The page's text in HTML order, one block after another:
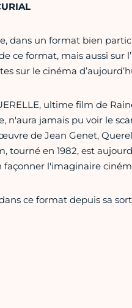
dans un format bien
ce format, mais aussi sur
sur le cinéma
ultime film de
n'aura jamais pu voir le
de Jean Genet,
tourné en 1982, est
l'imaginaire
ce format depuis sa